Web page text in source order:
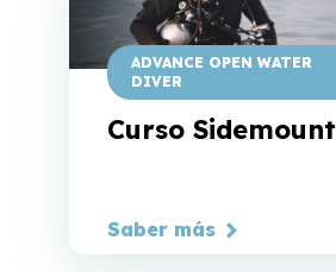
ADVANCE OPEN WATER
DIVER
Curso Sidemount
Saber más